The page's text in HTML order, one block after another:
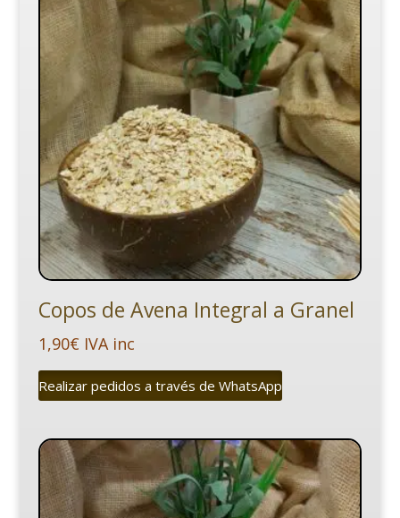
Copos de Avena Integral a Granel
1,90€ IVA inc
Realizar pedidos a través de WhatsApp